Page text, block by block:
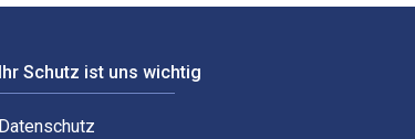
Ihr Schutz ist uns wichtig
Datenschutz